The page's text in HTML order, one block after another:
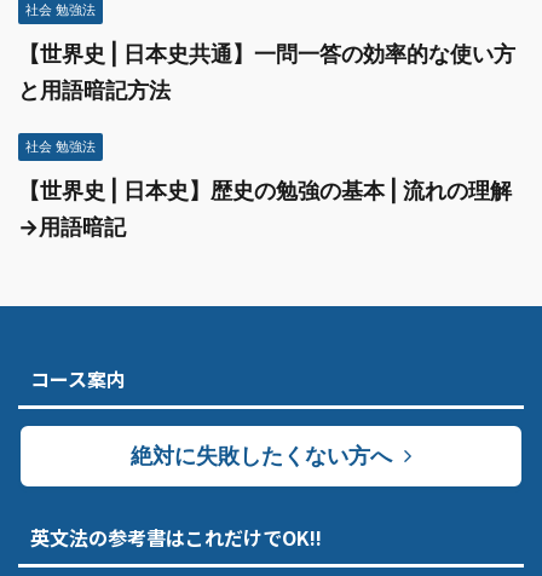
社会 勉強法
【世界史 | 日本史共通】一問一答の効率的な使い方
と用語暗記方法
社会 勉強法
【世界史 | 日本史】歴史の勉強の基本 | 流れの理解
→用語暗記
コース案内
絶対に失敗したくない方へ
英文法の参考書はこれだけでOK!!